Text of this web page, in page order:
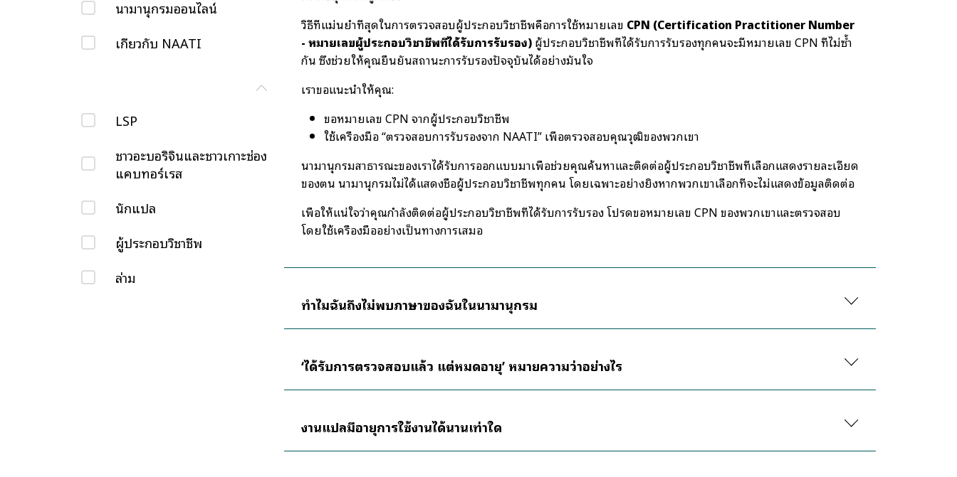
นามานุกรมออนไลน์
เกี่ยวกับ NAATI
LSP
ชาวอะบอริจินและชาวเกาะช่อง
แคบทอร์เรส
นักแปล
ผู้ประกอบวิชาชีพ
ล่าม
วิธีที่แม่นยำที่สุดในการตรวจสอบผู้ประกอบวิชาชีพคือการใช้หมายเลข CPN (Certification Practitioner Number
- หมายเลขผู้ประกอบวิชาชีพที่ได้รับการรับรอง)ผู้ประกอบวิชาชีพที่ได้รับการรับรองทุกคนจะมีหมายเลข CPN ที่ไม่ซ้ำ
กัน ซึ่งช่วยให้คุณยืนยันสถานะการรับรองปัจจุบันได้อย่างมั่นใจ
เราขอแนะนำให้คุณ:
ขอหมายเลข CPN จากผู้ประกอบวิชาชีพ
ใช้เครื่องมือ “ตรวจสอบการรับรองจาก NAATI” เพื่อตรวจสอบคุณวุฒิของพวกเขา
นามานุกรมสาธารณะของเราได้รับการออกแบบมาเพื่อช่วยคุณค้นหาและติดต่อผู้ประกอบวิชาชีพที่เลือกแสดงรายละเอียด
ของตน นามานุกรมไม่ได้แสดงชื่อผู้ประกอบวิชาชีพทุกคน โดยเฉพาะอย่างยิ่งหากพวกเขาเลือกที่จะไม่แสดงข้อมูลติดต่อ
เพื่อให้แน่ใจว่าคุณกำลังติดต่อผู้ประกอบวิชาชีพที่ได้รับการรับรอง โปรดขอหมายเลข CPN ของพวกเขาและตรวจสอบ
โดยใช้เครื่องมืออย่างเป็นทางการเสมอ
ทำไมฉันถึงไม่พบภาษาของฉันในนามานุกรม
‘ได้รับการตรวจสอบแล้ว แต่หมดอายุ’ หมายความว่าอย่างไร
งานแปลมีอายุการใช้งานได้นานเท่าใด